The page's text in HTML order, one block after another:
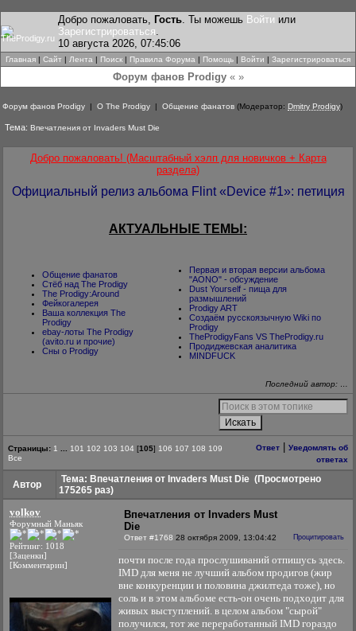
Добро пожаловать, Гость. Ты можешь Войти или
Зарегистрироваться.
10 августа 2026, 07:45:06
Главная | Сайт | Лента | Поиск | Правила Форума | Помощь | Войти | Зарегистрироваться
Форум фанов Prodigy« »
Форум фанов Prodigy | О The Prodigy | Общение фанатов (Модератор: Dmitry Prodigy)
Тема: Впечатления от Invaders Must Die
Добро пожаловать! (Масштабный хэлп для новичков + Карта
раздела)
Официальный релиз альбома Flint «Device #1»: петиция
АКТУАЛЬНЫЕ ТЕМЫ:
Общение фанатов
Стёб над The Prodigy
The Prodigy:Around
Фейкогалерея
Ваша коллекция The
Prodigy
ebay-лоты The Prodigy
(avito.ru и прочие)
Cны о Prodigy
Первая и вторая версии альбома
"AONO" - обсуждение
Dust Yourself - пища для
размышлений
Prodigy ART
Создаём русскоязычную Wiki по
Prodigy
TheProdigyFans VS TheProdigy.ru
Продиджевская аналитика
MINDFUCK
Последний автор: …
Страницы: 1 101 102 103 104 [105] 106 107 108 109
Все
Ответ
Уведомлять об
ответах
Автор Тема: Впечатления от Invaders Must Die (Просмотрено
175265 раз)
volkov
Форумный Маньяк
Рейтинг: 1018
[Заценки]
[Комментарии]
Впечатления от Invaders Must
Die
Ответ #1768 28 октября 2009, 13:04:42 Процитировать
почти после года прослушиваний отпишусь здесь.
IMD для меня не лучший альбом продигов (жир
вне конкуренции и половина джилтеда тоже), но
соль и в этом альбоме есть-он очень подходит для
живых выступлений. в целом альбом "сырой"
получился, тот же переработанный IMD гораздо